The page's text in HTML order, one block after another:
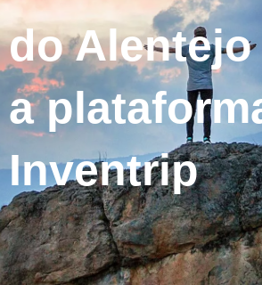
do Alentejo
a
Inventrip